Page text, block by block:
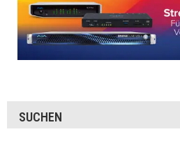
SUCHEN